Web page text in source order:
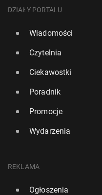
DZIAŁY PORTALU
Wiadomości
Czytelnia
Ciekawostki
Poradnik
Promocje
Wydarzenia
REKLAMA
Ogłoszenia